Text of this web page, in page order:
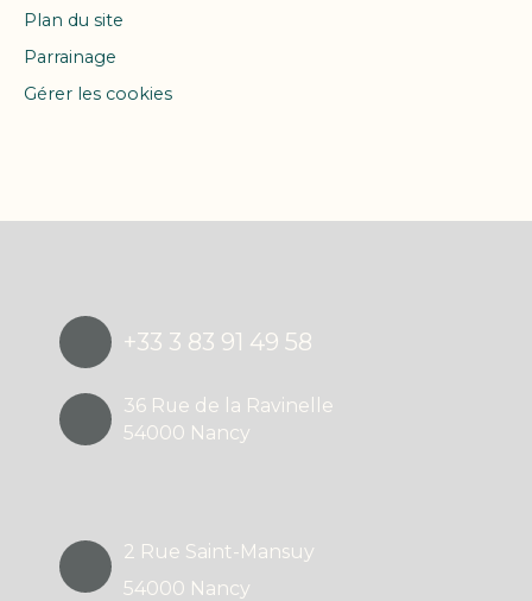
Plan du site
Parrainage
Gérer les cookies
+33 3 83 91 49 58
36 Rue de la Ravinelle
54000 Nancy
2 Rue Saint-Mansuy
54000 Nancy